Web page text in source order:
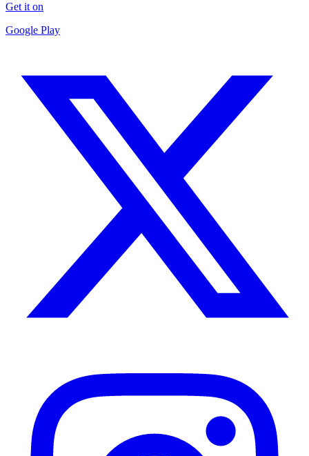
Get it on
Google Play